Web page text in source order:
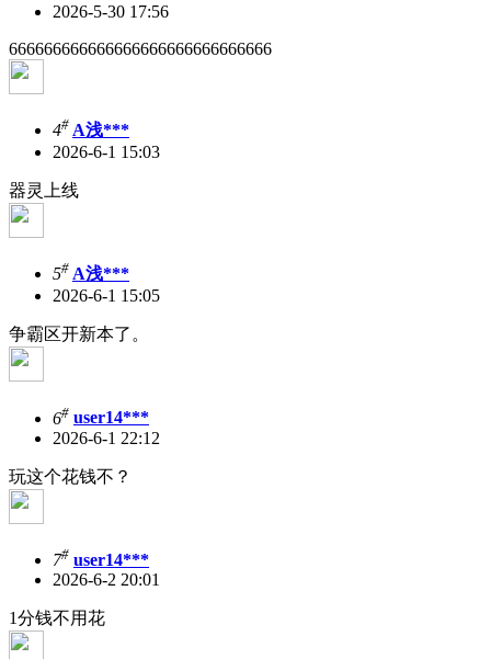
2026-5-30 17:56
666666666666666666666666666666
4# A浅***
2026-6-1 15:03
器灵上线
5# A浅***
2026-6-1 15:05
争霸区开新本了。
6# user14***
2026-6-1 22:12
玩这个花钱不？
7# user14***
2026-6-2 20:01
1分钱不用花